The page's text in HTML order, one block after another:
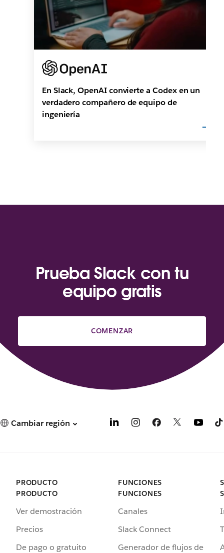
En Slack, OpenAI convierte a Codex en un
verdadero compañero de equipo de
ingeniería
Prueba Slack con tu
equipo gratis
COMENZAR
Cambiar región
PRODUCTO
PRODUCTO
Ver demostración
Precios
De pago o gratuito
FUNCIONES
FUNCIONES
Canales
Slack Connect
Generador de flujos de